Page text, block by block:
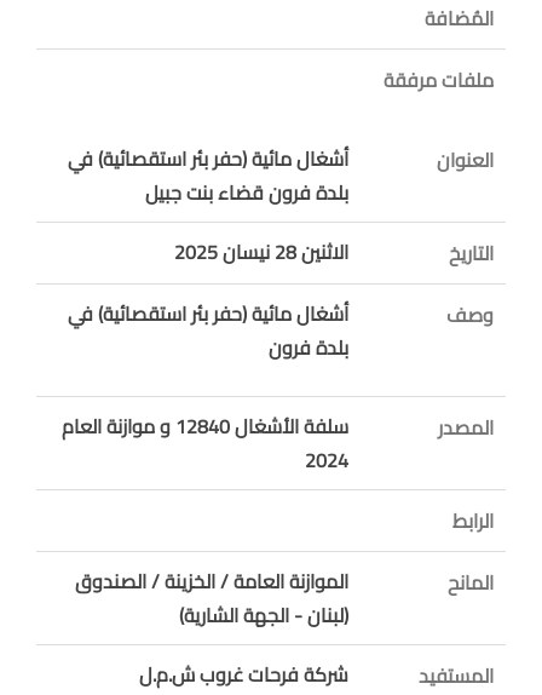
المُضافة
ملفات مرفقة
العنوان
أشغال مائية (حفر بئر استقصائية) في
بلدة فرون قضاء بنت جبيل
التاريخ
الاثنين 28 نيسان 2025
وصف
أشغال مائية (حفر بئر استقصائية) في
بلدة فرون
المصدر
سلفة الأشغال 12840 و موازنة العام
2024
الرابط
المانح
الموازنة العامة / الخزينة / الصندوق
(لبنان - الجهة الشارية)
المستفيد
شركة فرحات غروب ش.م.ل